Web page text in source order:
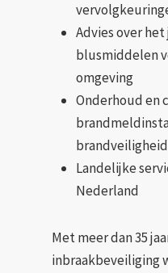
Advies over
blusmiddelen
omgeving
Onderhoud en
Landelijke
Nederland
Met meer dan 35
inbraakbeveiliging